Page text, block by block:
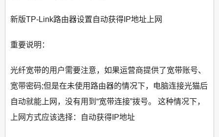
新版TP-Link路由器设置自动获得IP地址上网
重要说明：
光纤宽带的用户需要注意，如果运营商提供了宽带账号、
宽带密码;但是在未使用路由器的情况下，电脑连接光猫后
自动就能上网，没有用到“宽带连接”拨号。 这种情况下，
上网方式应该选择：自动获得IP地址